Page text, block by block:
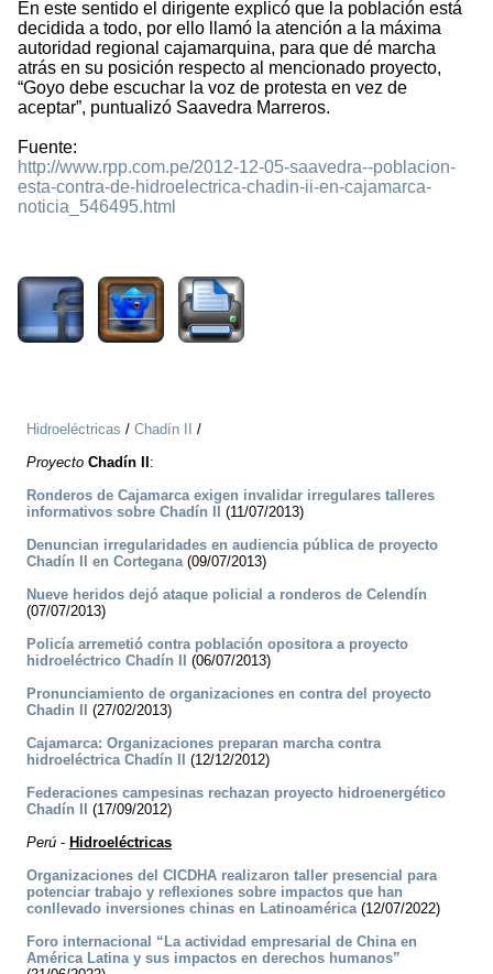
En este sentido el dirigente explicó que la población está
decidida a todo, por ello llamó la atención a la máxima
autoridad regional cajamarquina, para que dé marcha
atrás en su posición respecto al mencionado proyecto,
“Goyo debe escuchar la voz de protesta en vez de
aceptar”, puntualizó Saavedra Marreros.
Fuente:
http://www.rpp.com.pe/2012-12-05-saavedra--poblacion-
esta-contra-de-hidroelectrica-chadin-ii-en-cajamarca-
noticia_546495.html
Hidroeléctricas / Chadín II
/
Proyecto Chadín II :
Ronderos de Cajamarca exigen invalidar irregulares talleres
informativos sobre Chadín II
(11/07/2013)
Denuncian irregularidades en audiencia pública de proyecto
Chadín II en Cortegana(09/07/2013)
Nueve heridos dejó ataque policial a ronderos de Celendín
(07/07/2013)
Policía arremetió contra población opositora a proyecto
hidroeléctrico Chadín II
(06/07/2013)
Pronunciamiento de organizaciones en contra del proyecto
Chadin II
(27/02/2013)
Cajamarca: Organizaciones preparan marcha contra
hidroeléctrica Chadín II
(12/12/2012)
Federaciones campesinas rechazan proyecto hidroenergético
Chadín II
(17/09/2012)
Perú - Hidroeléctricas
Organizaciones del CICDHA realizaron taller presencial para
potenciar trabajo y reflexiones sobre impactos que han
conllevado inversiones chinas en Latinoamérica(12/07/2022)
Foro internacional “La actividad empresarial de China en
América Latina y sus impactos en derechos humanos”